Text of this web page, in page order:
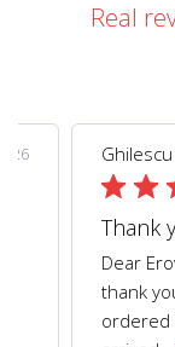
Real
26
Thank
Dear
thank
ordered